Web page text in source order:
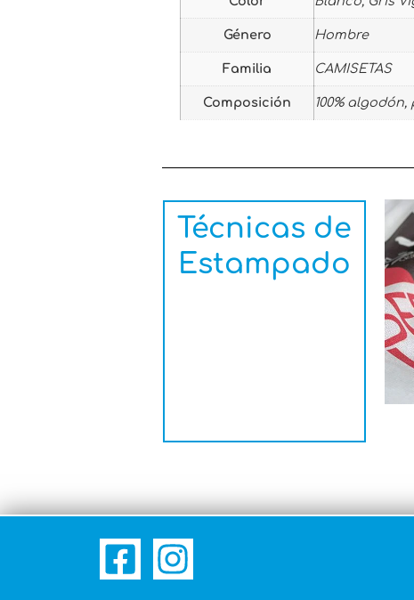
Género Hombre
Familia CAMISETAS
Composición 100%
Técnicas de
Estampado